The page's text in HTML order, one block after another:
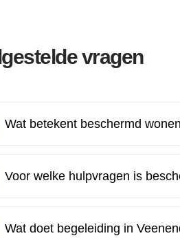
vragen
Wat betekent beschermd
Voor welke hulpvragen is
Wat doet begeleiding in